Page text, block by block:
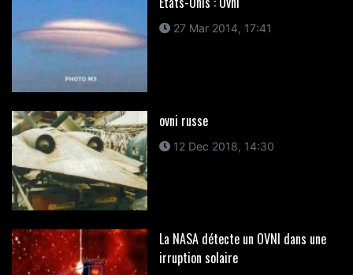
27 Mar 2014, 17:41
ovni russe
12 Dec 2018, 14:30
La NASA détecte un OVNI dans une
irruption solaire